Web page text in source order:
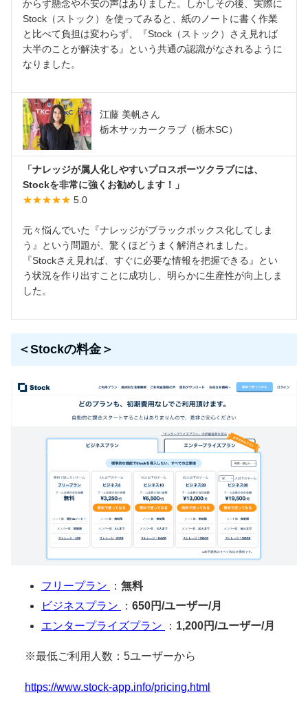
からず懸念や不安の声はありました。しかしその後、実際に
Stock（ストック）を使ってみると、紙のノートに書く作業
と比べて負担は変わらず、『Stock（ストック）さえ見れば
大半のことが解決する』という共通の認識がなされるように
なりました。
江藤 美帆さん
栃木サッカークラブ（栃木SC）
「ナレッジが属人化しやすいプロスポーツクラブには、
Stockを非常に強くお勧めします！」
★★★★★ 5.0
元々悩んでいた『ナレッジがブラックボックス化してしま
う』という問題が、驚くほどうまく解消されました。
『Stockさえ見れば、すぐに必要な情報を把握できる』とい
う状況を作り出すことに成功し、明らかに生産性が向上しま
した。
＜Stockの料金＞
フリープラン ： 無料
ビジネスプラン
： 650円/ユーザー/月
エンタープライズプラン
： 1,200円/ユーザー/月
※最低ご利用人数：5ユーザーから
https://www.stock-app.info/pricing.html